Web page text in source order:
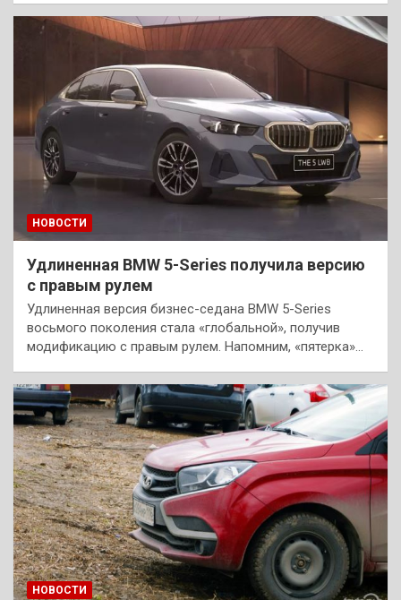
НОВОСТИ
Удлиненная BMW 5-Series получила версию
с правым рулем
Удлиненная версия бизнес-седана BMW 5-Series
восьмого поколения стала «глобальной», получив
модификацию с правым рулем. Напомним, «пятерка»…
НОВОСТИ